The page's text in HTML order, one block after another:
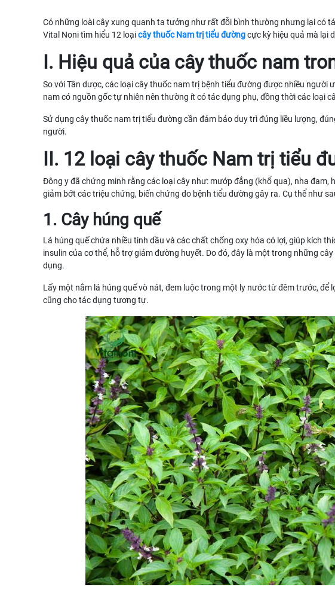
Có những loài cây xung quanh ta tưởng như rất đỗi bình thường nhưng lại có
Vital Noni tìm hiểu 12 loạicây thuốc Nam trị tiểu đườngcực kỳ hiệu quả mà lại
I. Hiệu quả của cây thuốc nam
So với Tân dược, các loại cây thuốc nam trị bệnh tiểu đường được nhiều
nam có nguồn gốc tự nhiên nên thường ít có tác dụng phụ, đồng thời các loại
Sử dụng cây thuốc nam trị tiểu đường cần đảm bảo duy trì đúng liều lượng,
người.
II. 12 loại cây thuốc Nam trị tiểu
Đông y đã chứng minh rằng các loại cây như: mướp đắng (khổ qua), nha
giảm bớt các triệu chứng, biến chứng do bệnh tiểu đường gây ra. Cụ thể như
1. Cây húng quế
Lá húng quế chứa nhiều tinh dầu và các chất chống oxy hóa có lợi, giúp kích
insulin của cơ thể, hỗ trợ giảm đường huyết. Do đó, đây là một trong những
dụng.
Lấy một nắm lá húng quế vò nát, đem luộc trong một ly nước từ đêm trước,
cũng cho tác dụng tương tự.